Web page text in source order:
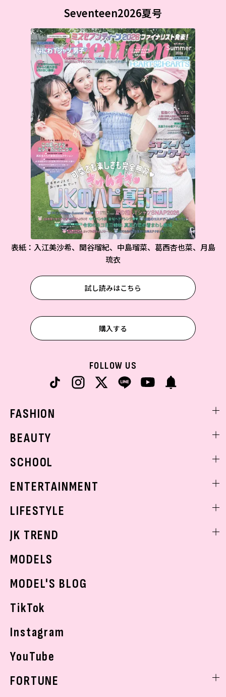
Seventeen2026夏号
表紙：入江美沙希、関谷瑠紀、中島瑠菜、葛西杏也菜、月島
琉衣
試し読みはこちら
購入する
FOLLOW US
FASHION
着回し
BEAUTY
ベストコスメ
ボディケア
SCHOOL
学校ヘアメイク
ENTERTAINMENT
K-POP
LIFESTYLE
モデルの購入品
おでかけ
JK TREND
MODELS
MODEL'S BLOG
TikTok
Instagram
YouTube
FORTUNE